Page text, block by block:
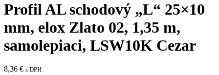
Profil AL schodový „L“ 25×10
mm, elox Zlato 02, 1,35 m,
samolepiaci, LSW10K Cezar
8,36 € s DPH